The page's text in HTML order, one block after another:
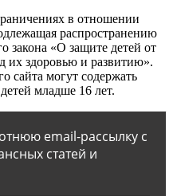
в отношении
распространению
закона «О защите детей от
здоровью и развитию».
сайта могут содержать
младше 16 лет.
email-рассылку с
статей и